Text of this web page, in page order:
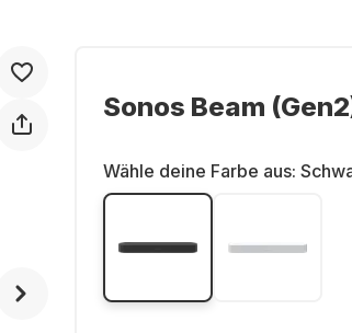
Sonos Beam
Wähle deine Farbe aus: